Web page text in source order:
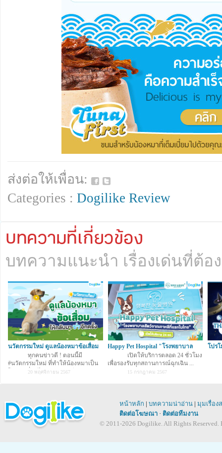
ส่งต่อให้เพื่อน:
Categories : Dogilike Review
บทความที่เกี่ยวข้อง
บทความแนะนำ เรื่องเด่นที่ต้อ
นวัตกรรมใหม่ ดูแลน้องหมาข้อเสื่อม
ทุกคนข่าวดี ! ตอนนี้มี
#นวัตกรรมใหม่ ที่ทำให้น้องหมาเป็น
โรคข้อเสื่อมได้กลับมาซ่าอีกคร
20 พฤศจิกายน 2567
Happy Pet Hospital "โรงพยาบาล
สัตว์จากเกาเปิดให้บริการตลอด 24 ชั่วโมง
เพื่อรองรับทุกสถานการณ์ฉุกเฉิน ...
15 กรกฎาคม 2567
โปร
หน้าหลัก | บทความน่าอ่าน | มุมเรื่อง
ติดต่อโฆษณา · ติดต่อทีมงาน
© 2011-2026 Dogilike. All Rights Reserved.